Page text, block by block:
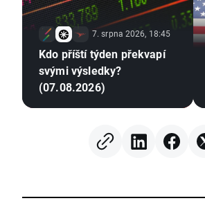
7. srpna 2026, 18:45
Kdo příští týden překvapí
svými výsledky?
(07.08.2026)